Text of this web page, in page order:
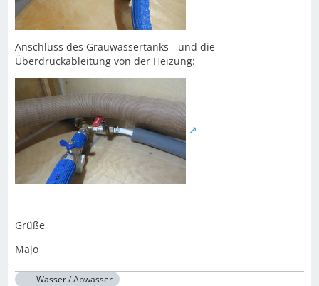
Anschluss des Grauwassertanks - und die
Überdruckableitung von der Heizung:
Grüße
Majo
Wasser / Abwasser